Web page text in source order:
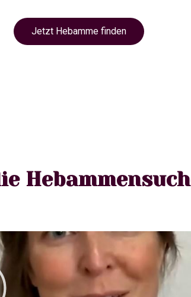
Jetzt Hebamme finden